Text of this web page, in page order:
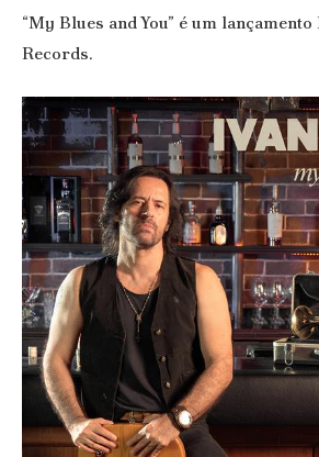
“My Blues and You” é um
Records.